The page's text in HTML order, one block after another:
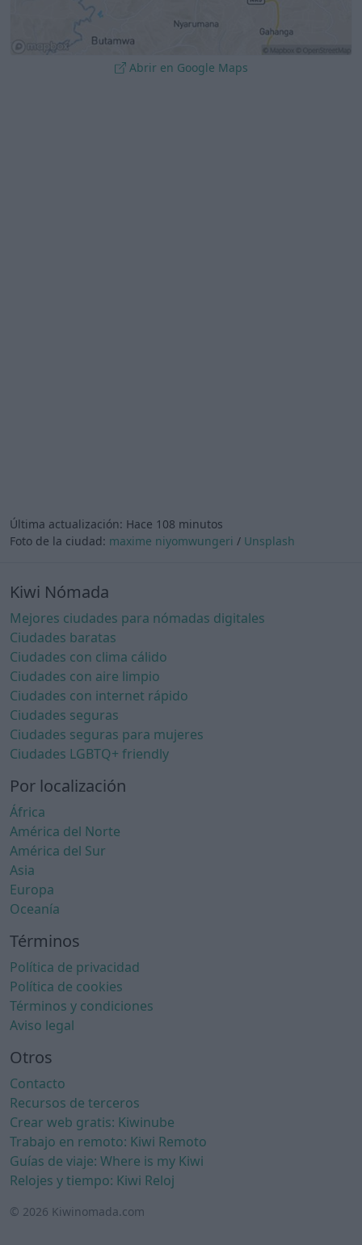
Abrir en Google Maps
Última actualización: Hace 108 minutos
Foto de la ciudad: maxime niyomwungeri / Unsplash
Kiwi Nómada
Mejores ciudades para nómadas digitales
Ciudades baratas
Ciudades con clima cálido
Ciudades con aire limpio
Ciudades con internet rápido
Ciudades seguras
Ciudades seguras para mujeres
Ciudades LGBTQ+ friendly
Por localización
África
América del Norte
América del Sur
Asia
Europa
Oceanía
Términos
Política de privacidad
Política de cookies
Términos y condiciones
Aviso legal
Otros
Contacto
Recursos de terceros
Crear web gratis: Kiwinube
Trabajo en remoto: Kiwi Remoto
Guías de viaje: Where is my Kiwi
Relojes y tiempo: Kiwi Reloj
© 2026 Kiwinomada.com